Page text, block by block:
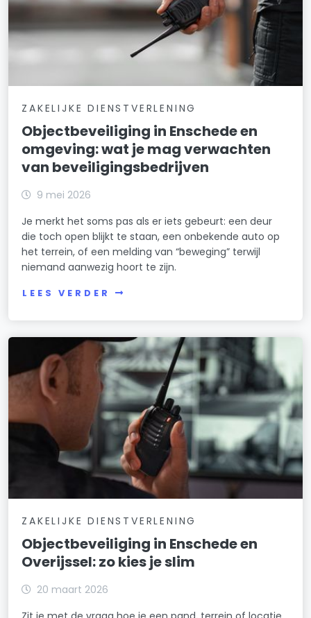
ZAKELIJKE DIENSTVERLENING
Objectbeveiliging in Enschede en
omgeving: wat je mag verwachten
van beveiligingsbedrijven
9 mei 2026
Je merkt het soms pas als er iets gebeurt: een deur
die toch open blijkt te staan, een onbekende auto op
het terrein, of een melding van “beweging” terwijl
niemand aanwezig hoort te zijn.
LEES VERDER
ZAKELIJKE DIENSTVERLENING
Objectbeveiliging in Enschede en
Overijssel: zo kies je slim
20 maart 2026